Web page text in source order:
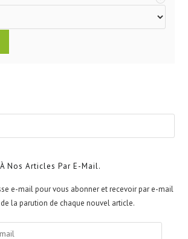
Nos Articles Par E-Mail.
e-mail pour vous abonner et recevoir par e-mail
la parution de chaque nouvel article.